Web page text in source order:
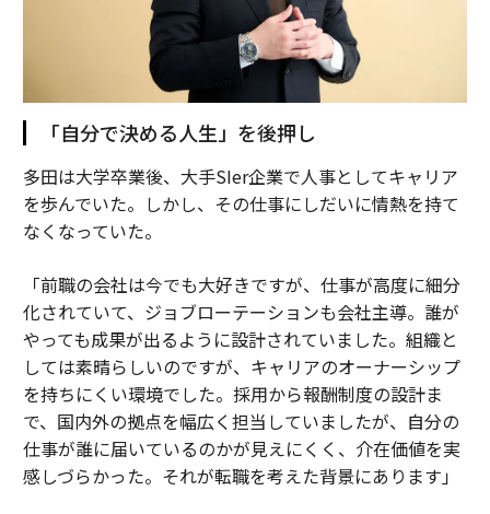
「自分で決める人生」を後押し
多田は大学卒業後、大手SIer企業で人事としてキャリア
を歩んでいた。しかし、その仕事にしだいに情熱を持て
なくなっていた。
「前職の会社は今でも大好きですが、仕事が高度に細分
化されていて、ジョブローテーションも会社主導。誰が
やっても成果が出るように設計されていました。組織と
しては素晴らしいのですが、キャリアのオーナーシップ
を持ちにくい環境でした。採用から報酬制度の設計ま
で、国内外の拠点を幅広く担当していましたが、自分の
仕事が誰に届いているのかが見えにくく、介在価値を実
感しづらかった。それが転職を考えた背景にあります」